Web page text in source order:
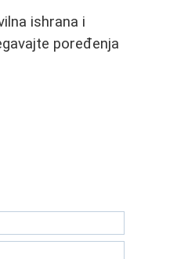
ishrana i
poređenja